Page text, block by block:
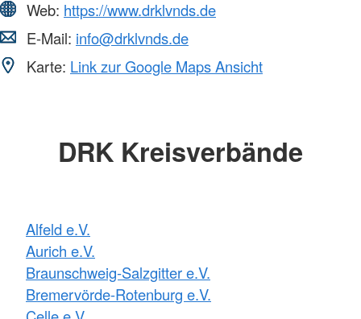
Web: https://www.drklvnds.de
E-Mail: info@drklvnds.de
Karte: Link zur Google Maps Ansicht
DRK Kreisverbände
Alfeld e.V.
Aurich e.V.
Braunschweig-Salzgitter e.V.
Bremervörde-Rotenburg e.V.